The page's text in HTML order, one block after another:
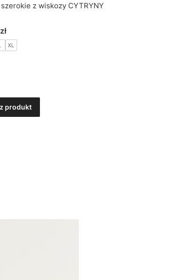
z wiskozy CYTRYNY
XL
produkt